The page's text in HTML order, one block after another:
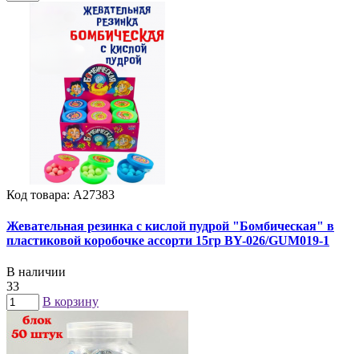
Код товара: А27383
Жевательная резинка с кислой пудрой "Бомбическая" в
пластиковой коробочке ассорти 15гр BY-026/GUM019-1
В наличии
33
В корзину